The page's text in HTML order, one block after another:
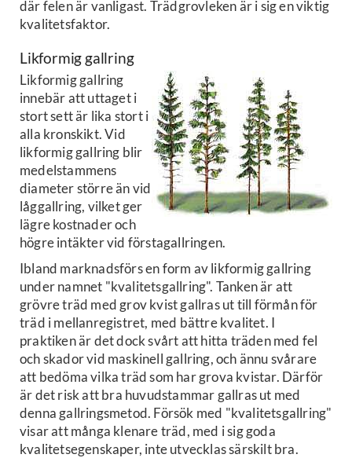
där felen är vanligast. Trädgrovleken är i sig en viktig
kvalitetsfaktor.
Likformig gallring
Likformig gallring
innebär att uttaget i
stort sett är lika stort i
alla kronskikt. Vid
likformig gallring blir
medelstammens
diameter större än vid
låggallring, vilket ger
lägre kostnader och
högre intäkter vid förstagallringen.
Ibland marknadsförs en form av likformig gallring
under namnet "kvalitetsgallring". Tanken är att
grövre träd med grov kvist gallras ut till förmån för
träd i mellanregistret, med bättre kvalitet. I
praktiken är det dock svårt att hitta träden med fel
och skador vid maskinell gallring, och ännu svårare
att bedöma vilka träd som har grova kvistar. Därför
är det risk att bra huvudstammar gallras ut med
denna gallringsmetod. Försök med "kvalitetsgallring"
visar att många klenare träd, med i sig goda
kvalitetsegenskaper, inte utvecklas särskilt bra.